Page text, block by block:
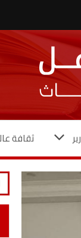
ثقافة